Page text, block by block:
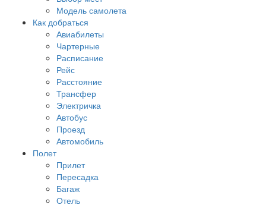
Модель самолета
Как добраться
Авиабилеты
Чартерные
Расписание
Рейс
Расстояние
Трансфер
Электричка
Автобус
Проезд
Автомобиль
Полет
Прилет
Пересадка
Багаж
Отель